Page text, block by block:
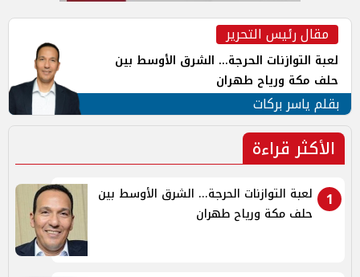
مقال رئيس التحرير
لعبة التوازنات الحرجة... الشرق الأوسط بين
حلف مكة ورياح طهران
بقلم ياسر بركات
الأكثر قراءة
1
لعبة التوازنات الحرجة... الشرق الأوسط بين
حلف مكة ورياح طهران